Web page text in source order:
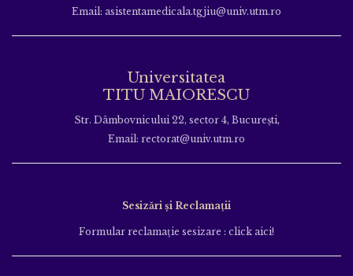
Email: asistentamedicala.tgjiu@univ.utm.ro
Universitatea
TITU MAIORESCU
Str. Dâmbovnicului 22, sector 4, București,
Email: rectorat@univ.utm.ro
Sesizări și Reclamații
Formular reclamație sesizare : click aici!